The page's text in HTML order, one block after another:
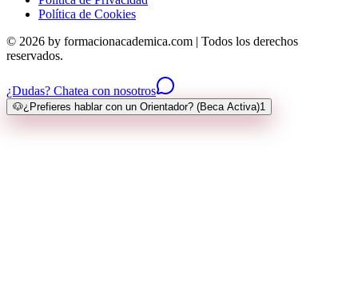
Política de Cookies
© 2026 by formacionacademica.com | Todos los derechos
reservados.
¿Dudas? Chatea con nosotros
🐶¿Prefieres hablar con un Orientador? (Beca Activa)1